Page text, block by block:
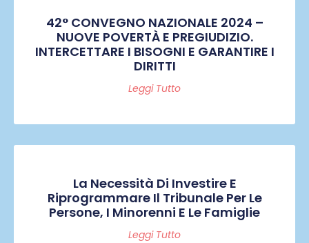
42° CONVEGNO NAZIONALE 2024 –
NUOVE POVERTÀ E PREGIUDIZIO.
INTERCETTARE I BISOGNI E GARANTIRE I
DIRITTI
Leggi Tutto
La Necessità Di Investire E
Riprogrammare Il Tribunale Per Le
Persone, I Minorenni E Le Famiglie
Leggi Tutto